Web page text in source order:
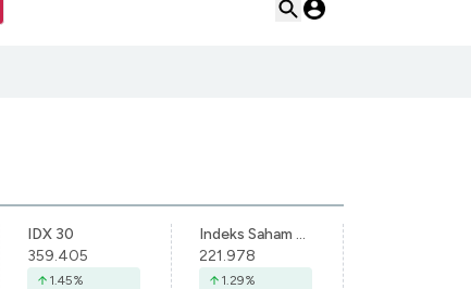
IDX 30
359.405
1.45%
Indeks Saham Syariah Indonesia
221.978
1.29%